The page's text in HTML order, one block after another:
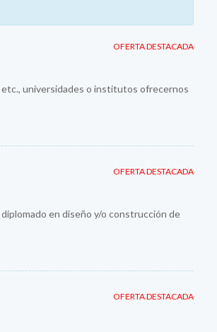
OFERTA DESTACADA
universidades o institutos ofrecernos
OFERTA DESTACADA
en diseño y/o construcción de
OFERTA DESTACADA